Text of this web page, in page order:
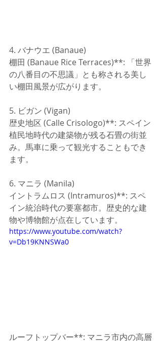
4. バナウエ (Banaue)
棚田 (Banaue Rice Terraces)**: 「世界
の八番目の不思議」とも称される美し
い棚田風景が広がります。
5. ビガン (Vigan)
歴史地区 (Calle Crisologo)**: スペイン
植民地時代の建築物が残る石畳の街並
み。馬車に乗って観光することもでき
ます。
6. マニラ (Manila)
イントラムロス (Intramuros)**: スペ
イン統治時代の要塞都市。歴史的な建
物や博物館が点在しています。
https://www.youtube.com/watch?
v=Db19KNNSWa0
ルーフトップバー**: マニラ市内の高層